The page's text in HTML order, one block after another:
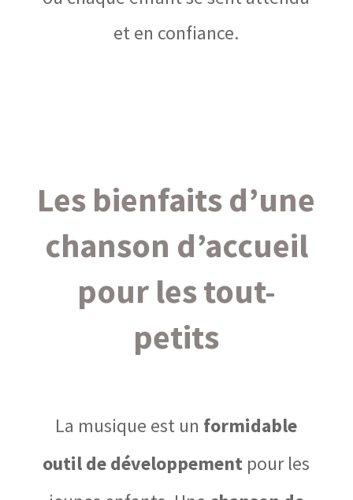
et en confiance.
Les bienfaits d’une
chanson d’accueil
pour les tout-
petits
La musique est un formidable
outil de développement pour les